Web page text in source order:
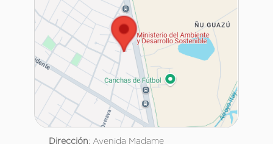
Dirección: Avenida Madame